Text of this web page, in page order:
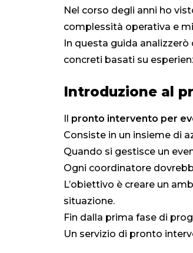
Nel corso degli anni ho
complessità operativa e
In questa guida
concreti basati su
Introduzione al
Il pronto intervento per
Consiste in un insieme di
Quando si gestisce un
Ogni coordinatore
L’obiettivo è creare un
situazione.
Fin dalla prima fase di
Un servizio di pronto